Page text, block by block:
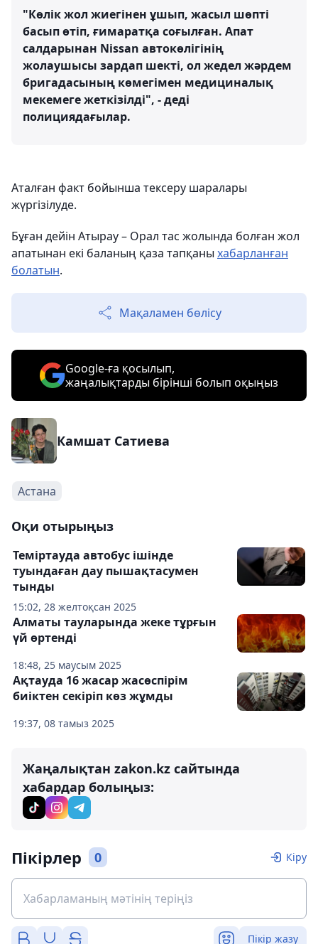
"Көлік жол жиегінен ұшып, жасыл шөпті
басып өтіп, ғимаратқа соғылған. Апат
салдарынан Nissan автокөлігінің
жолаушысы зардап шекті, ол жедел жәрдем
бригадасының көмегімен медициналық
мекемеге жеткізілді", - деді
полициядағылар.
Аталған факт бойынша тексеру шаралары
жүргізілуде.
Бұған дейін Атырау – Орал тас жолында болған жол
апатынан екі баланың қаза тапқаны хабарланған
болатын.
Мақаламен бөлісу
Google-ға қосылып,
жаңалықтарды бірінші болып оқыңыз
Камшат Сатиева
Астана
Оқи отырыңыз
15:02, 28 желтоқсан 2025
Теміртауда автобус ішінде
туындаған дау пышақтасумен
тынды
18:48, 25 маусым 2025
Алматы тауларында жеке тұрғын
үй өртенді
19:37, 08 тамыз 2025
Ақтауда 16 жасар жасөспірім
биіктен секіріп көз жұмды
Жаңалықтан zakon.kz сайтында
хабардар болыңыз:
Пікірлер 0 Кіру
Пікір жазу